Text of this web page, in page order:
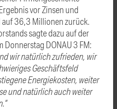
vor Zinsen und
auf 36,3 Millionen zurück.
sagte dazu auf der
Donnerstag DONAU 3 FM:
wir natürlich zufrieden, wir
Geschäftsfeld
Energiekosten, weiter
und natürlich auch weiter